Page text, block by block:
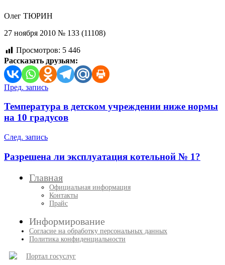
Олег ТЮРИН
27 ноября 2010 № 133 (11108)
Просмотров: 5 446
Рассказать друзьям:
Навигация
по
записям
Пред. запись
Температура в детском учреждении ниже нормы
на 10 градусов
След. запись
Разрешена ли эксплуатация котельной № 1?
Главная
Официальная информация
Контакты
Прайс
Информирование
Согласие на обработку персональных данных
Политика конфиденциальности
Портал госуслуг